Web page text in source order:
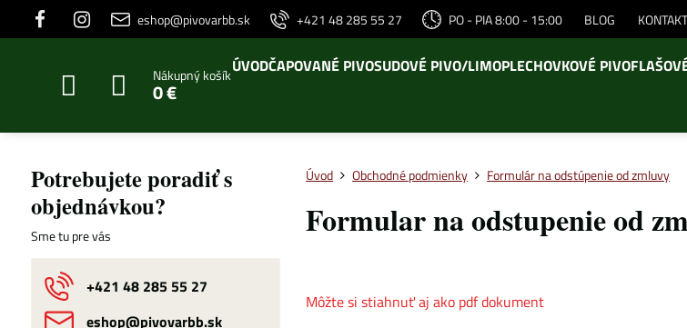
eshop@pivovarbb.sk +421 48 285 55 27 PO - PIA 8:00 - 15:00 BLOG
Nákupný košík
0 €
ÚVODČAPOVANÉ PIVOSUDOVÉ PIVO/LIMOPLECHOVKOVÉ PIVO
Úvod Obchodné podmienky Formulár na odstúpenie od zmluvy
Formular na odstupenie od
Môžte si stiahnuť aj ako pdf dokument
Potrebujete poradiť s
objednávkou?
Sme tu pre vás
+421 48 285 55 27
eshop​@pivovarbb​.sk